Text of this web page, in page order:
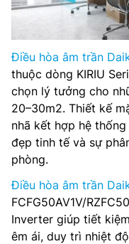
Điều hòa âm trần
thuộc dòng KIRIU
chọn lý tưởng cho
20–30m2. Thiết kế
nhã kết hợp hệ
đẹp tinh tế và sự
phòng.
Điều hòa âm trần
FCFG50AV1V/
Inverter giúp tiết
êm ái, duy trì nhiệt